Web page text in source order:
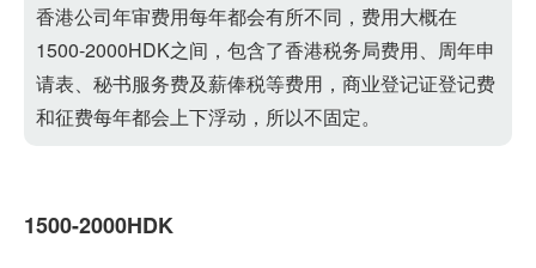
香港公司年审费用每年都会有所不同，费用大概在
1500-2000HDK之间，包含了香港税务局费用、周年申
请表、秘书服务费及薪俸税等费用，商业登记证登记费
和征费每年都会上下浮动，所以不固定。
1500-2000HDK